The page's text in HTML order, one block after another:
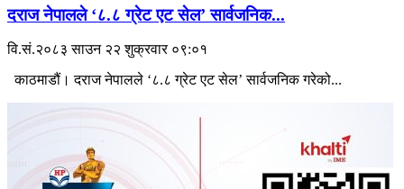
दराज नेपालले ‘८.८ ग्रेट एट सेल’ सार्वजनिक...
वि.सं.२०८३ साउन २२ शुक्रवार ०९:०१
काठमाडौं। दराज नेपालले ‘८.८ ग्रेट एट सेल’ सार्वजनिक गरेको...